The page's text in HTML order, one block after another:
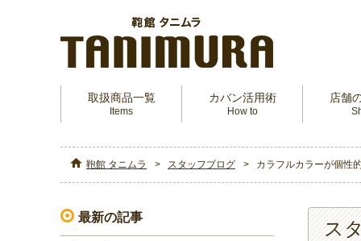
取扱商品一覧
Items
カバン活用術
How to
店舗
鞄館 タニムラ スタッフブログ カラフルカラーが個性
最新の記事
ス